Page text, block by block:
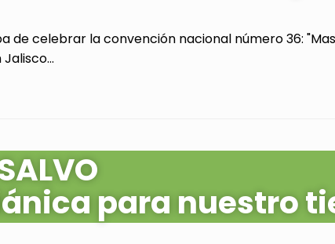
de celebrar la convención nacional número 36:
para nuestro